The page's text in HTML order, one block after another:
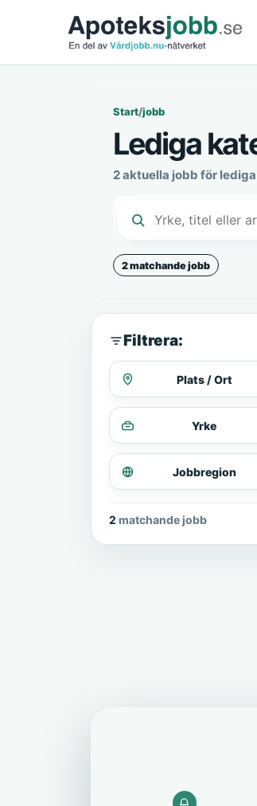
Start/jobb
Lediga
2 aktuella jobb för
2 matchande jobb
Filtrera:
Plats / Ort
Yrke
Jobbregion
2 matchande jobb